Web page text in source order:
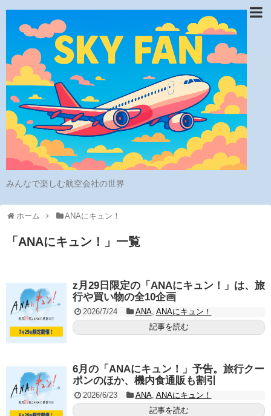
みんなで楽しむ航空会社の世界
ホーム ANAにキュン！
「 ANAにキュン！ 」 一覧
z月29日限定の「ANAにキュン！」は、旅
行や買い物の全10企画
2026/7/24 ANA, ANAにキュン！
記事を読む
6月の「ANAにキュン！」予告。旅行クー
ポンのほか、機内食通販も割引
2026/6/23 ANA, ANAにキュン！
記事を読む